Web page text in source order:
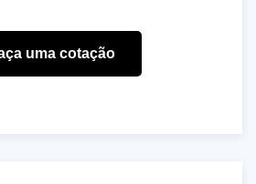
uma cotação